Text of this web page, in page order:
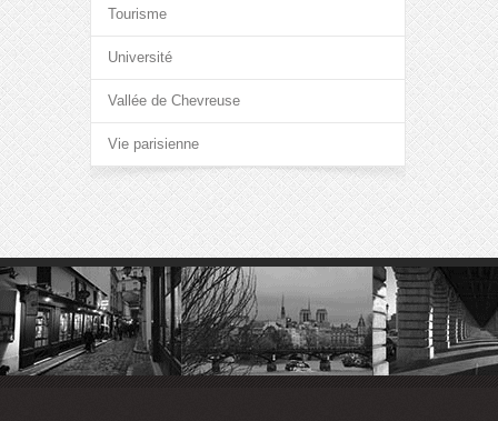
Tourisme
Université
Vallée de Chevreuse
Vie parisienne